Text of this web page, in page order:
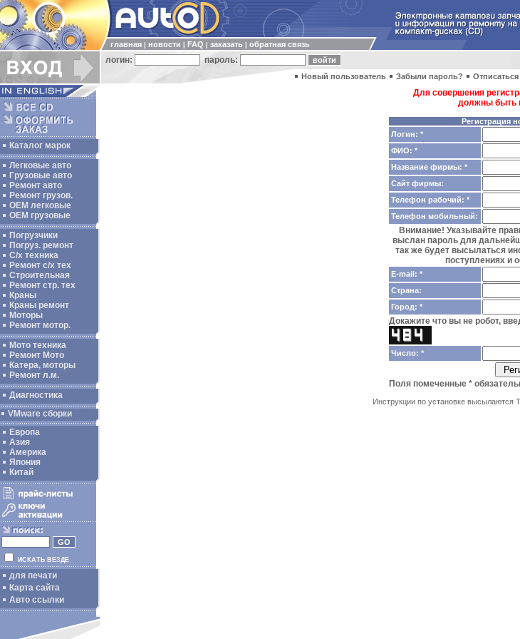
главная новости FAQ заказать обратная связь
логин: пароль:
Новый пользователь Забыли пароль?
Каталог марок
Легковые авто
Грузовые авто
Ремонт авто
Ремонт грузов.
ОЕМ легковые
OEM грузовые
Погрузчики
Погруз. ремонт
С/х техника
Ремонт с/х тех
Строительная
Ремонт стр. тех
Краны
Краны ремонт
Моторы
Ремонт мотор.
Мото техника
Ремонт Мото
Катера, моторы
Ремонт л.м.
Диагностика
VMware сборки
Европа
Азия
Америка
Япония
Китай
ИСКАТЬ ВЕЗДЕ
для печати
Карта сайта
Авто ссылки
Для совершения
должны быть
Регистрация
Логин: *
ФИО: *
Название фирмы: *
Сайт фирмы:
Телефон рабочий: *
Телефон мобильный:
Внимание! Указывайте
выслан пароль для
так же будет высылаться
поступлениях и
E-mail: *
Страна:
Город: *
Докажите что вы не робот,
Число: *
Поля помеченные *
Инструкции по установке высылаются